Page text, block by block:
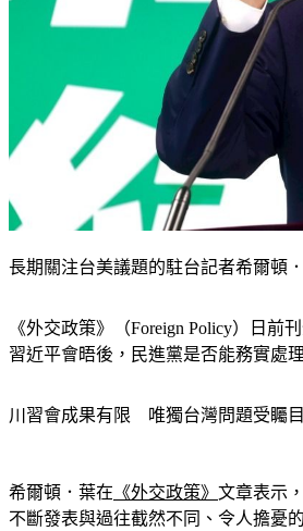
長期關注台美議題的駐台記者希爾頓
《外交政策》（Foreign Policy）日
習近平會晤後，民進黨是否能務實處
川習會成果有限　唯獨台灣問題受矚目
希爾頓．葉在 《外交政策》 文章表示
不斷發表與過往截然不同、令人擔憂